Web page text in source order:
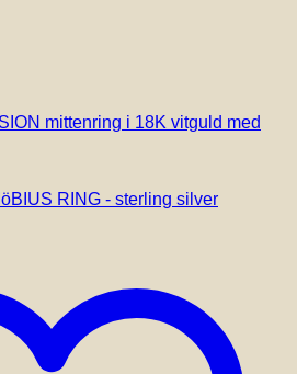
mittenring i 18K vitguld med
kr